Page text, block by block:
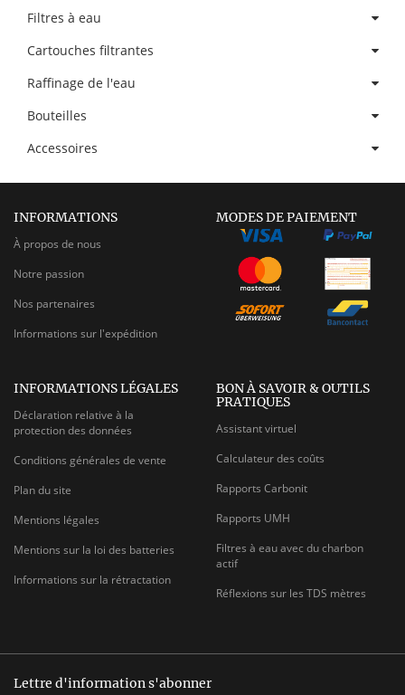
Filtres à eau
Cartouches filtrantes
Raffinage de l'eau
Bouteilles
Accessoires
INFORMATIONS
À propos de nous
Notre passion
Nos partenaires
Informations sur l'expédition
MODES DE PAIEMENT
INFORMATIONS LÉGALES
Déclaration relative à la
protection des données
Conditions générales de vente
Plan du site
Mentions légales
Mentions sur la loi des batteries
Informations sur la rétractation
BON À SAVOIR & OUTILS
PRATIQUES
Assistant virtuel
Calculateur des coûts
Rapports Carbonit
Rapports UMH
Filtres à eau avec du charbon
actif
Réflexions sur les TDS mètres
Lettre d'information s'abonner